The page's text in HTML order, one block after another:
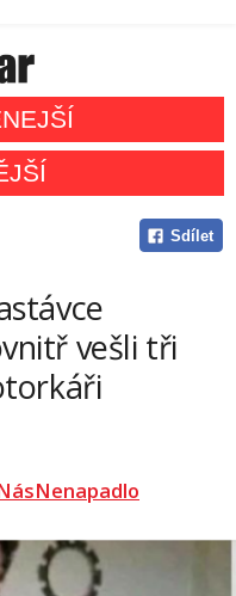
Sdílet
vešli tři